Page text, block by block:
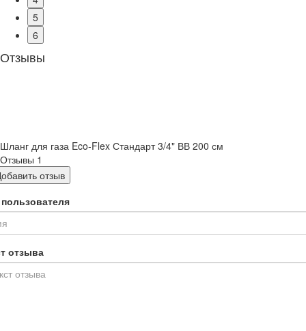
5
6
Отзывы
Шланг для газа Eco-Flex Стандарт 3/4" ВВ 200 см
Отзывы 1
отзыв
отзыва